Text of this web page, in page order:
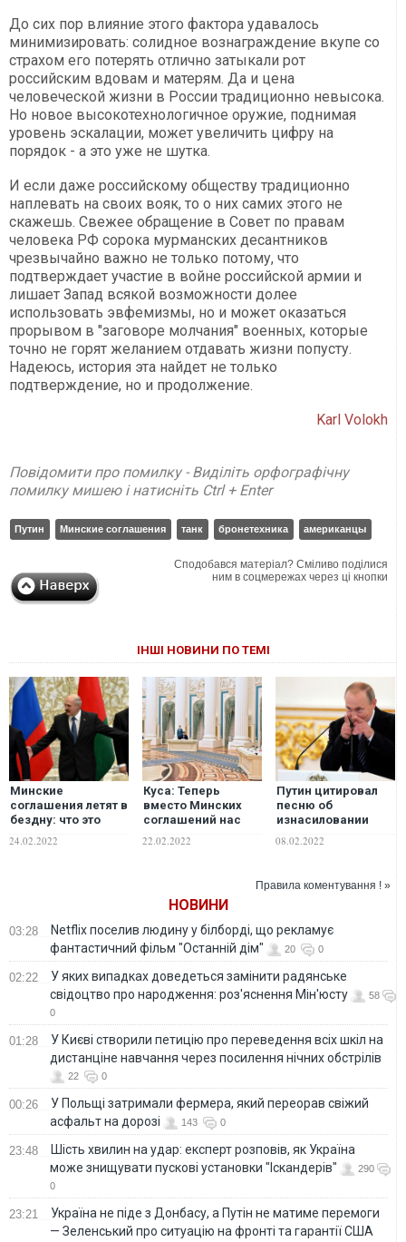
До сих пор влияние этого фактора удавалось
минимизировать: солидное вознаграждение вкупе со
страхом его потерять отлично затыкали рот
российским вдовам и матерям. Да и цена
человеческой жизни в России традиционно невысока.
Но новое высокотехнологичное оружие, поднимая
уровень эскалации, может увеличить цифру на
порядок - а это уже не шутка.
И если даже российскому обществу традиционно
наплевать на своих вояк, то о них самих этого не
скажешь. Свежее обращение в Совет по правам
человека РФ сорока мурманских десантников
чрезвычайно важно не только потому, что
подтверждает участие в войне российской армии и
лишает Запад всякой возможности долее
использовать эвфемизмы, но и может оказаться
прорывом в "заговоре молчания" военных, которые
точно не горят желанием отдавать жизни попусту.
Надеюсь, история эта найдет не только
подтверждение, но и продолжение.
Karl Volokh
Повідомити про помилку - Виділіть орфографічну
помилку мишею і натисніть Ctrl + Enter
Путин Минские соглашения танк бронетехника американцы
Сподобався матеріал? Сміливо поділися
ним в соцмережах через ці кнопки
ІНШІ НОВИНИ ПО ТЕМІ
Минские
соглашения летят в
бездну: что это
Украины — BBC
24.02.2022
Куса: Теперь
вместо Минских
соглашений нас
"независимые"
22.02.2022
Путин цитировал
песню об
изнасиловании
комментируя
соглашений:
08.02.2022
Правила коментування ! »
НОВИНИ
03:28
Netflix поселив людину у білборді, що рекламує
фантастичний фільм "Останній дім"
20 0
02:22
У яких випадках доведеться замінити радянське
свідоцтво про народження: роз'яснення Мін'юсту
58
0
01:28
У Києві створили петицію про переведення всіх шкіл на
дистанціне навчання через посилення нічних обстрілів
22 0
00:26
У Польщі затримали фермера, який переорав свіжий
асфальт на дорозі
143 0
23:48
Шість хвилин на удар: експерт розповів, як Україна
може знищувати пускові установки "Іскандерів"
290
0
23:21
Україна не піде з Донбасу, а Путін не матиме перемоги
— Зеленський про ситуацію на фронті та гарантії США